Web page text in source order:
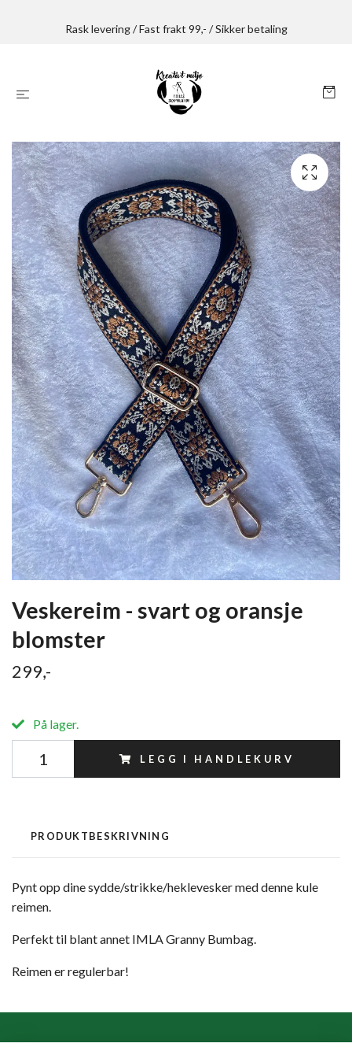
Rask levering / Fast frakt 99,- / Sikker betaling
Veskereim - svart og oransje
blomster
299,-
På lager.
LEGG I HANDLEKURV
PRODUKTBESKRIVNING
Pynt opp dine sydde/strikke/heklevesker med denne kule
reimen.
Perfekt til blant annet IMLA Granny Bumbag.
Reimen er regulerbar!